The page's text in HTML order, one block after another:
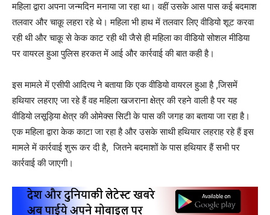
महिला द्वारा अपना जन्मदिन मनाया जा रहा था। वहीं उसके आस पास कई बदमाश
तलवार और चाक़ू लहरा रहे थे। महिला भी हाथ में तलवार लिए वीडियो शूट करवा
रही थी और चाक़ू से केक काट रही थी जैसे ही महिला का वीडियो सोशल मीडिया
पर वायरल हुआ पुलिस हरकत में आई और कार्रवाई की बात कही है।
इस मामले में एसीपी आदित्य ने बताया कि एक वीडियो वायरल हुआ है ,जिसमें
हथियार लहराए जा रहे हैं वह महिला खजराना क्षेत्र की रहने वाली है पर यह
वीडियो लसूड़िया क्षेत्र की ओमेक्स सिटी के पास की जगह का बताया जा रहा है।
एक महिला द्वारा केक काटा जा रहा है और उसके साथी हथियार लहराह रहे हैं इस
मामले में कार्रवाई शुरू कर दी है, जितने बदमाशों के पास हथियार हैं सभी पर
कार्रवाई की जाएगी।